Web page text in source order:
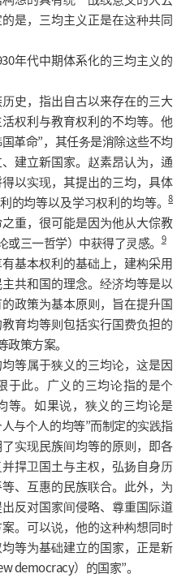
是，三均主义正是在这种共同
年代中期体系化的三均主义的
史，指出自古以来存在的三大
权利与教育权利的不均等。他
革命”，其任务是消除这些不均
建立新国家。赵素昂认为，通
以实现，其提出的三均，具体
的均等以及学习权利的均等。8
重，很可能是因为他从大倧教
或三一哲学）中获得了灵感。9
基本权利的基础上，建构采用
共和国的理念。经济均等是以
政策为基本原则，旨在提升国
育均等则包括实行国费负担的
策方案。
等属于狭义的三均论，这是因
于此。广义的三均论指的是个
等。如果说，狭义的三均论是
与个人的均等”而制定的实践指
实现民族间均等的原则，即各
捍卫国土与主权，弘扬自身历
、互惠的民族联合。此外，为
反对国家间侵略、尊重国际道
。可以说，他的这种构想同时
等为基础建立的国家，正是新
democracy）的国家”。